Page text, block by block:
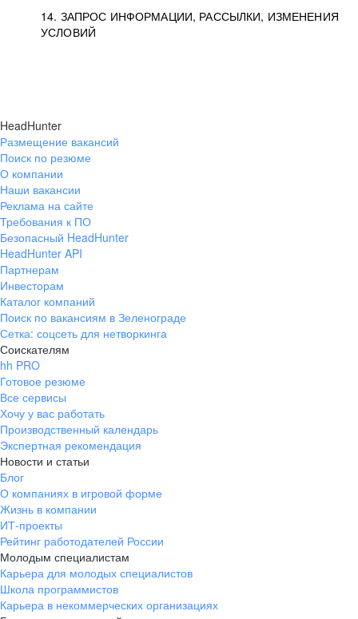
14. ЗАПРОС ИНФОРМАЦИИ, РАССЫЛКИ, ИЗМЕНЕНИЯ
УСЛОВИЙ
HeadHunter
Размещение вакансий
Поиск по резюме
О компании
Наши вакансии
Реклама на сайте
Требования к ПО
Безопасный HeadHunter
HeadHunter API
Партнерам
Инвесторам
Каталог компаний
Поиск по вакансиям в Зеленограде
Сетка: соцсеть для нетворкинга
Соискателям
hh PRO
Готовое резюме
Все сервисы
Хочу у вас работать
Производственный календарь
Экспертная рекомендация
Новости и статьи
Блог
О компаниях в игровой форме
Жизнь в компании
ИТ-проекты
Рейтинг работодателей России
Молодым специалистам
Карьера для молодых специалистов
Школа программистов
Карьера в некоммерческих организациях